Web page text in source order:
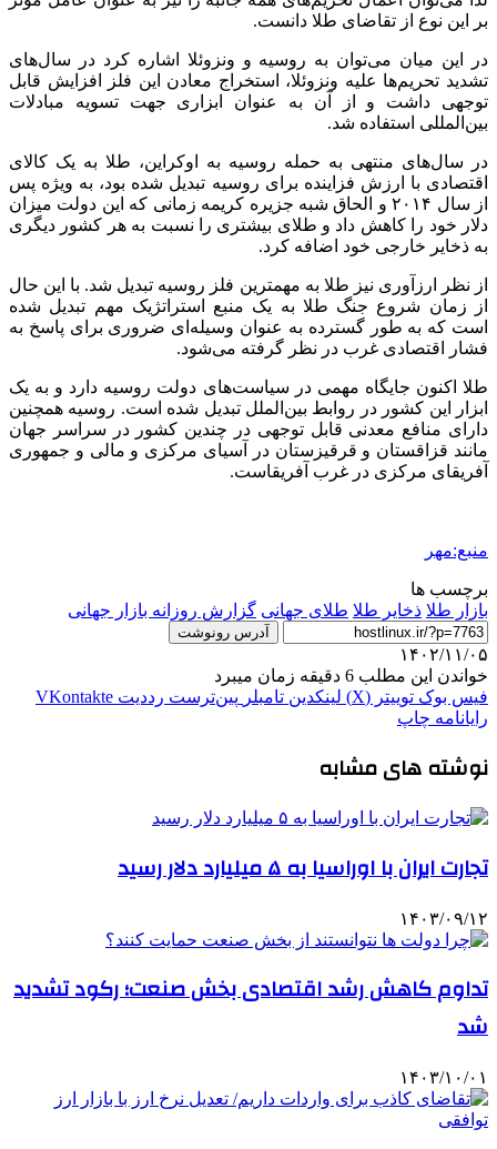
بر این نوع از تقاضای طلا دانست.
در این میان می‌توان به روسیه و ونزوئلا اشاره کرد در سال‌های
تشدید تحریم‌ها علیه ونزوئلا، استخراج معادن این فلز افزایش قابل
توجهی داشت و از آن به عنوان ابزاری جهت تسویه مبادلات
بین‌المللی استفاده شد.
در سال‌های منتهی به حمله روسیه به اوکراین، طلا به یک کالای
اقتصادی با ارزش فزاینده برای روسیه تبدیل شده بود، به ویژه پس
از سال ۲۰۱۴ و الحاق شبه جزیره کریمه زمانی که این دولت میزان
دلار خود را کاهش داد و طلای بیشتری را نسبت به هر کشور دیگری
به ذخایر خارجی خود اضافه کرد.
از نظر ارزآوری نیز طلا به مهمترین فلز روسیه تبدیل شد. با این حال
از زمان شروع جنگ طلا به یک منبع استراتژیک مهم تبدیل شده
است که به طور گسترده به عنوان وسیله‌ای ضروری برای پاسخ به
فشار اقتصادی غرب در نظر گرفته می‌شود.
طلا اکنون جایگاه مهمی در سیاست‌های دولت روسیه دارد و به یک
ابزار این کشور در روابط بین‌الملل تبدیل شده است. روسیه همچنین
دارای منافع معدنی قابل توجهی در چندین کشور در سراسر جهان
مانند قزاقستان و قرقیزستان در آسیای مرکزی و مالی و جمهوری
آفریقای مرکزی در غرب آفریقاست.
منبع:مهر
برچسب ها
بازار طلا ذخایر طلا طلای جهانی گزارش روزانه بازار جهانی
آدرس رونوشت
۱۴۰۲/۱۱/۰۵
خواندن این مطلب 6 دقیقه زمان میبرد
فیس بوک توییتر (X) لینکدین ‫تامبلر ‫پین‌ترست ‫رددیت ‫VKontakte
رایانامه چاپ
نوشته های مشابه
تجارت ایران با اوراسیا به ۵ میلیارد دلار رسید
۱۴۰۳/۰۹/۱۲
تداوم کاهش رشد اقتصادی بخش صنعت؛ رکود تشدید
شد
۱۴۰۳/۱۰/۰۱